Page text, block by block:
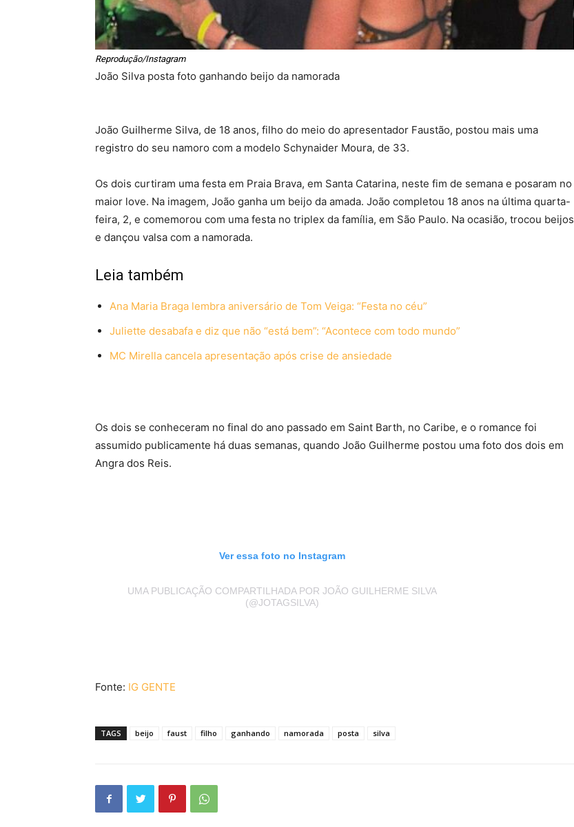
Reprodução/Instagram
João Silva posta foto ganhando beijo da namorada
João Guilherme Silva, de 18 anos, filho do meio do apresentador Faustão, postou mais uma
registro do seu namoro com a modelo Schynaider Moura, de 33.
Os dois curtiram uma festa em Praia Brava, em Santa Catarina, neste fim de semana e posaram no
maior love. Na imagem, João ganha um beijo da amada. João completou 18 anos na última quarta-
feira, 2, e comemorou com uma festa no triplex da família, em São Paulo. Na ocasião, trocou beijos
e dançou valsa com a namorada.
Leia também
Ana Maria Braga lembra aniversário de Tom Veiga: “Festa no céu”
Juliette desabafa e diz que não “está bem”: “Acontece com todo mundo”
MC Mirella cancela apresentação após crise de ansiedade
Os dois se conheceram no final do ano passado em Saint Barth, no Caribe, e o romance foi
assumido publicamente há duas semanas, quando João Guilherme postou uma foto dos dois em
Angra dos Reis.
Ver essa foto no Instagram
UMA PUBLICAÇÃO COMPARTILHADA POR JOÃO GUILHERME SILVA
(@JOTAGSILVA)
Fonte: IG GENTE
TAGS beijo faust filho ganhando namorada posta silva